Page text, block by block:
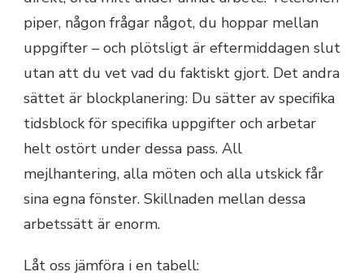
piper, någon frågar något, du hoppar mellan
uppgifter – och plötsligt är eftermiddagen slut
utan att du vet vad du faktiskt gjort. Det andra
sättet är blockplanering: Du sätter av specifika
tidsblock för specifika uppgifter och arbetar
helt ostört under dessa pass. All
mejlhantering, alla möten och alla utskick får
sina egna fönster. Skillnaden mellan dessa
arbetssätt är enorm.
Låt oss jämföra i en tabell: